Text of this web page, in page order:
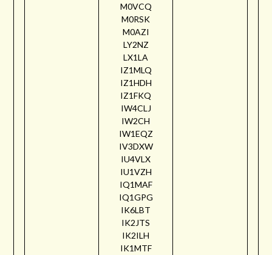
M0VCQ
M0RSK
M0AZI
LY2NZ
LX1LA
IZ1MLQ
IZ1HDH
IZ1FKQ
IW4CLJ
IW2CH
IW1EQZ
IV3DXW
IU4VLX
IU1VZH
IQ1MAF
IQ1GPG
IK6LBT
IK2JTS
IK2ILH
IK1MTF